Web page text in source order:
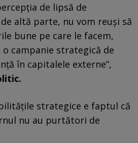
de lipsă de
altă parte, nu vom reuși să
bune pe care le facem,
campanie strategică de
în capitalele externe”,
strategice e faptul că
nu au purtători de